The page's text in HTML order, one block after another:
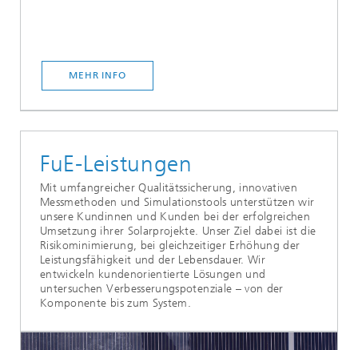
MEHR INFO
FuE-Leistungen
Mit umfangreicher Qualitätssicherung, innovativen
Messmethoden und Simulationstools unterstützen wir
unsere Kundinnen und Kunden bei der erfolgreichen
Umsetzung ihrer Solarprojekte. Unser Ziel dabei ist die
Risikominimierung, bei gleichzeitiger Erhöhung der
Leistungsfähigkeit und der Lebensdauer. Wir
entwickeln kundenorientierte Lösungen und
untersuchen Verbesserungspotenziale – von der
Komponente bis zum System.